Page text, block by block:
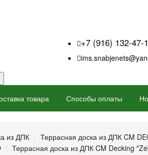
+7 (916) 132-47-
товара Способы оплаты
из ДПК
Террасная доска из ДПК CM
Террасная доска из ДПК CM Decking